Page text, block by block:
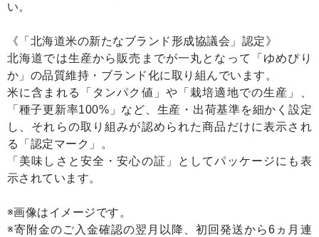
い。
《「北海道米の新たなブランド形成協議会」認定》
北海道では生産から販売までが一丸となって「ゆめぴり
か」の品質維持・ブランド化に取り組んでいます。
米に含まれる「タンパク値」や「栽培適地での生産」、
「種子更新率100%」など、生産・出荷基準を細かく設定
し、それらの取り組みが認められた商品だけに表示され
る「認定マーク」。
「美味しさと安全・安心の証」としてパッケージにも表
示されています。
※画像はイメージです。
※寄附金のご入金確認の翌月以降、初回発送から6ヵ月連